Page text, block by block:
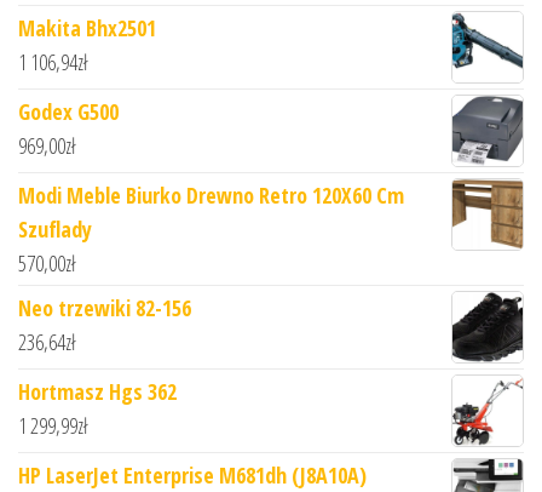
Makita Bhx2501
1 106,94zł
Godex G500
969,00zł
Modi Meble Biurko Drewno Retro 120X60 Cm
Szuflady
570,00zł
Neo trzewiki 82-156
236,64zł
Hortmasz Hgs 362
1 299,99zł
HP LaserJet Enterprise M681dh (J8A10A)